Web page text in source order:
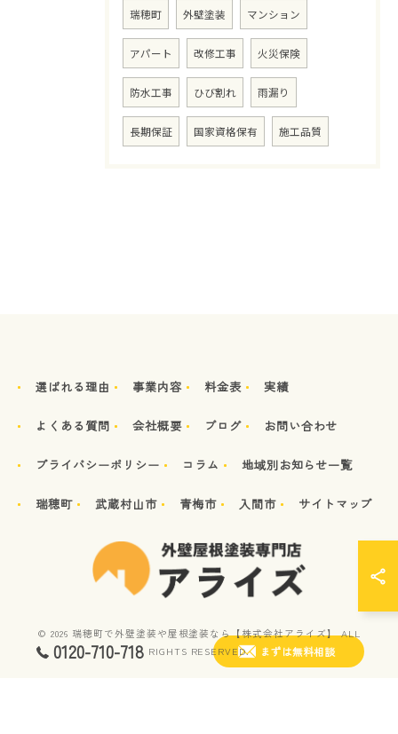
瑞穂町 外壁塗装 マンション
アパート 改修工事 火災保険
防水工事 ひび割れ 雨漏り
長期保証 国家資格保有 施工品質
0120-710-718 まずは無料相談
選ばれる理由 事業内容 料金表 実績
よくある質問 会社概要 ブログ お問い合わせ
プライバシーポリシー コラム 地域別お知らせ一覧
瑞穂町 武蔵村山市 青梅市 入間市 サイトマップ
© 2026 瑞穂町で外壁塗装や屋根塗装なら【株式会社アライズ】 ALL
RIGHTS RESERVED.